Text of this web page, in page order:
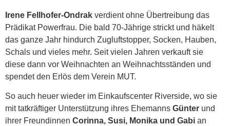
Irene Fellhofer-Ondrak verdient ohne Übertreibung das
Prädikat Powerfrau. Die bald 70-Jährige strickt und häkelt
das ganze Jahr hindurch Zugluftstopper, Socken, Hauben,
Schals und vieles mehr. Seit vielen Jahren verkauft sie
diese dann vor Weihnachten an Weihnachtsständen und
spendet den Erlös dem Verein MUT.
So auch heuer wieder im Einkaufscenter Riverside, wo sie
mit tatkräftiger Unterstützung ihres Ehemanns Günter und
ihrer Freundinnen Corinna, Susi, Monika und Gabi an